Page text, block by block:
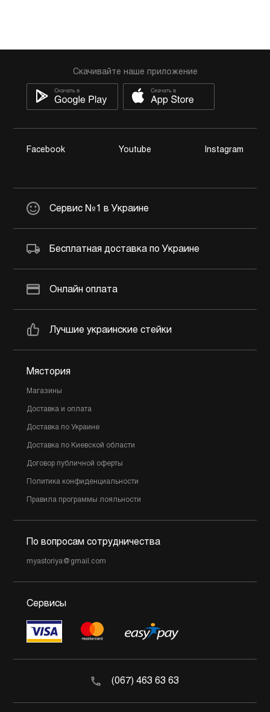
Скачивайте наше приложение
Facebook Youtube Instagram
Сервис №1 в Украине
Бесплатная доставка по Украине
Онлайн оплата
Лучшие украинские стейки
Мястория
Магазины
Доставка и оплата
Доставка по Украине
Доставка по Киевской области
Договор публичной оферты
Политика конфиденциальности
Правила программы лояльности
По вопросам сотрудничества
myastoriya@gmail.com
Сервисы
(067) 463 63 63